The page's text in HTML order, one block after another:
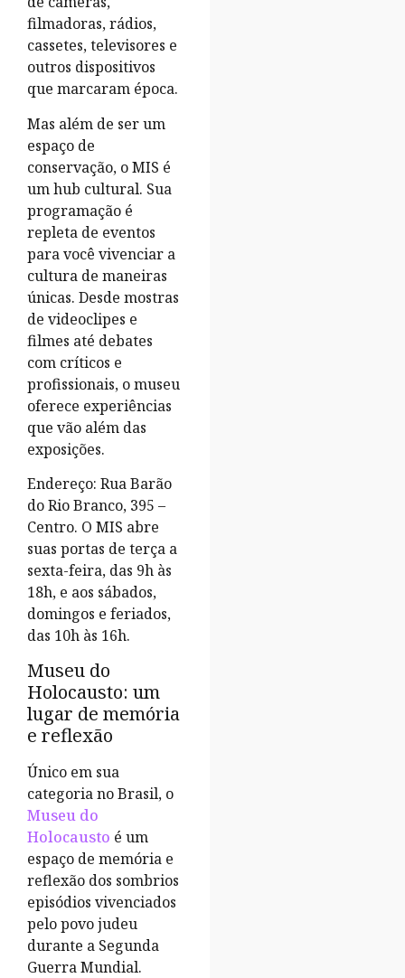
filmadoras, rádios,
cassetes, televisores e
outros dispositivos
que marcaram época.
Mas além de ser um
espaço de
conservação, o MIS é
um hub cultural. Sua
programação é
repleta de eventos
para você vivenciar a
cultura de maneiras
únicas. Desde mostras
de videoclipes e
filmes até debates
com críticos e
profissionais, o museu
oferece experiências
que vão além das
exposições.
Endereço: Rua Barão
do Rio Branco, 395 –
Centro. O MIS abre
suas portas de terça a
sexta-feira, das 9h às
18h, e aos sábados,
domingos e feriados,
das 10h às 16h.
Museu do
Holocausto: um
lugar de memória
e reflexão
Único em sua
categoria no Brasil, o
Museu do
Holocausto é um
espaço de memória e
reflexão dos sombrios
episódios vivenciados
pelo povo judeu
durante a Segunda
Guerra Mundial.